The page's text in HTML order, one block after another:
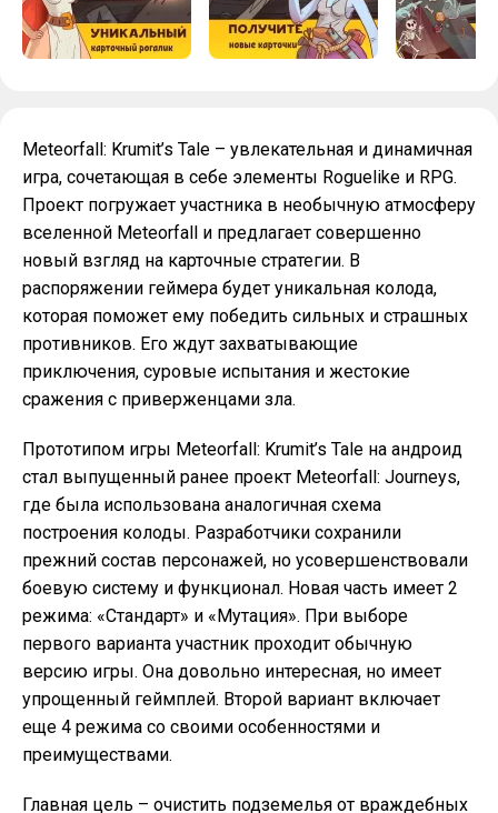
Meteorfall: Krumit’s Tale – увлекательная и динамичная
игра, сочетающая в себе элементы Roguelike и RPG.
Проект погружает участника в необычную атмосферу
вселенной Meteorfall и предлагает совершенно
новый взгляд на карточные стратегии. В
распоряжении геймера будет уникальная колода,
которая поможет ему победить сильных и страшных
противников. Его ждут захватывающие
приключения, суровые испытания и жестокие
сражения с приверженцами зла.
Прототипом игры Meteorfall: Krumit’s Tale на андроид
стал выпущенный ранее проект Meteorfall: Journeys,
где была использована аналогичная схема
построения колоды. Разработчики сохранили
прежний состав персонажей, но усовершенствовали
боевую систему и функционал. Новая часть имеет 2
режима: «Стандарт» и «Мутация». При выборе
первого варианта участник проходит обычную
версию игры. Она довольно интересная, но имеет
упрощенный геймплей. Второй вариант включает
еще 4 режима со своими особенностями и
преимуществами.
Главная цель – очистить подземелья от враждебных